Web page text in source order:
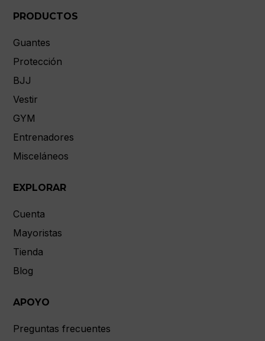
PRODUCTOS
Guantes
Protección
BJJ
Vestir
GYM
Entrenadores
Misceláneos
EXPLORAR
Cuenta
Mayoristas
Tienda
Blog
APOYO
Preguntas frecuentes